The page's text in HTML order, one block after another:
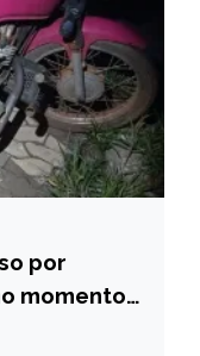
por
momento